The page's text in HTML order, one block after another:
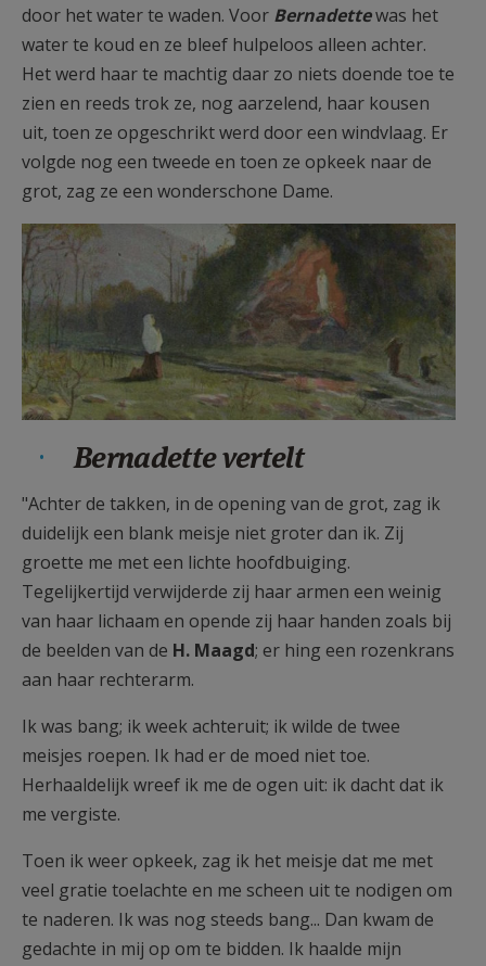
door het water te waden. Voor Bernadettewas het
water te koud en ze bleef hulpeloos alleen achter.
Het werd haar te machtig daar zo niets doende toe te
zien en reeds trok ze, nog aarzelend, haar kousen
uit, toen ze opgeschrikt werd door een windvlaag. Er
volgde nog een tweede en toen ze opkeek naar de
grot, zag ze een wonderschone Dame.
Bernadette vertelt
"Achter de takken, in de opening van de grot, zag ik
duidelijk een blank meisje niet groter dan ik. Zij
groette me met een lichte hoofdbuiging.
Tegelijkertijd verwijderde zij haar armen een weinig
van haar lichaam en opende zij haar handen zoals bij
de beelden van de H. Maagd; er hing een rozenkrans
aan haar rechterarm.
Ik was bang; ik week achteruit; ik wilde de twee
meisjes roepen. Ik had er de moed niet toe.
Herhaaldelijk wreef ik me de ogen uit: ik dacht dat ik
me vergiste.
Toen ik weer opkeek, zag ik het meisje dat me met
veel gratie toelachte en me scheen uit te nodigen om
te naderen. Ik was nog steeds bang... Dan kwam de
gedachte in mij op om te bidden. Ik haalde mijn